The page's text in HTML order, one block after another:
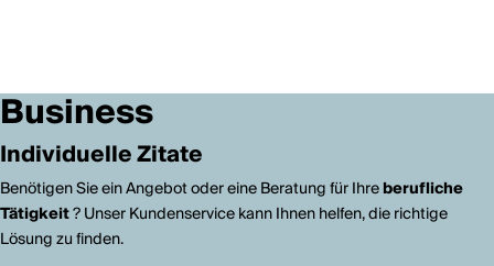
Business
Individuelle Zitate
Benötigen Sie ein Angebot oder eine Beratung für Ihreberufliche
Tätigkeit? Unser Kundenservice kann Ihnen helfen, die richtige
Lösung zu finden.